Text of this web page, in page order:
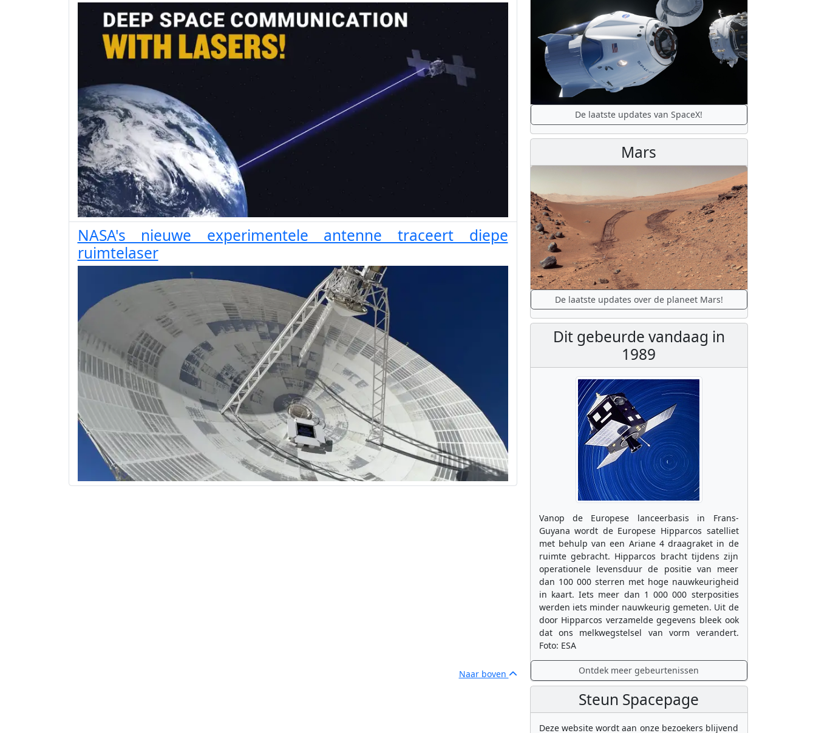
NASA's nieuwe experimentele antenne traceert diepe
ruimtelaser
Naar boven
De laatste updates van SpaceX!
Mars
De laatste updates over de planeet Mars!
Dit gebeurde vandaag in
1989
Vanop de Europese lanceerbasis in Frans-
Guyana wordt de Europese Hipparcos satelliet
met behulp van een Ariane 4 draagraket in de
ruimte gebracht. Hipparcos bracht tijdens zijn
operationele levensduur de positie van meer
dan 100 000 sterren met hoge nauwkeurigheid
in kaart. Iets meer dan 1 000 000 sterposities
werden iets minder nauwkeurig gemeten. Uit de
door Hipparcos verzamelde gegevens bleek ook
dat ons melkwegstelsel van vorm verandert.
Foto: ESA
Ontdek meer gebeurtenissen
Steun Spacepage
Deze website wordt aan onze bezoekers blijvend